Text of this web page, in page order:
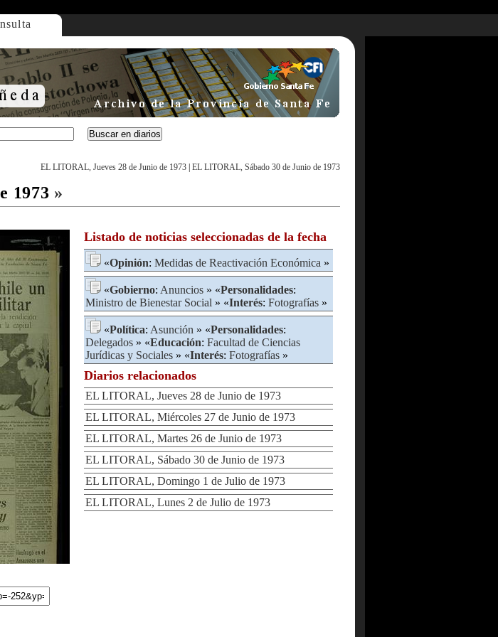
EL LITORAL, Jueves 28 de Junio de 1973 EL LITORAL, Sábado 30 de Junio de 1973
1973 »
Listado de noticias seleccionadas de la fecha
«Opinión: Medidas de Reactivación Económica »
«Gobierno: Anuncios » «Personalidades:
Ministro de Bienestar Social » «Interés: Fotografías »
«Política: Asunción » «Personalidades:
Delegados » «Educación: Facultad de Ciencias
Jurídicas y Sociales » «Interés: Fotografías »
Diarios relacionados
EL LITORAL, Jueves 28 de Junio de 1973
EL LITORAL, Miércoles 27 de Junio de 1973
EL LITORAL, Martes 26 de Junio de 1973
EL LITORAL, Sábado 30 de Junio de 1973
EL LITORAL, Domingo 1 de Julio de 1973
EL LITORAL, Lunes 2 de Julio de 1973